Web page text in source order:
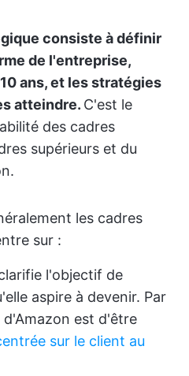
consiste à définir
de l'entreprise,
ans, et les stratégies
atteindre. C'est le
des cadres
supérieurs et du
les cadres
sur :
l'objectif de
aspire à devenir. Par
d'Amazon est d'être
sur le client au